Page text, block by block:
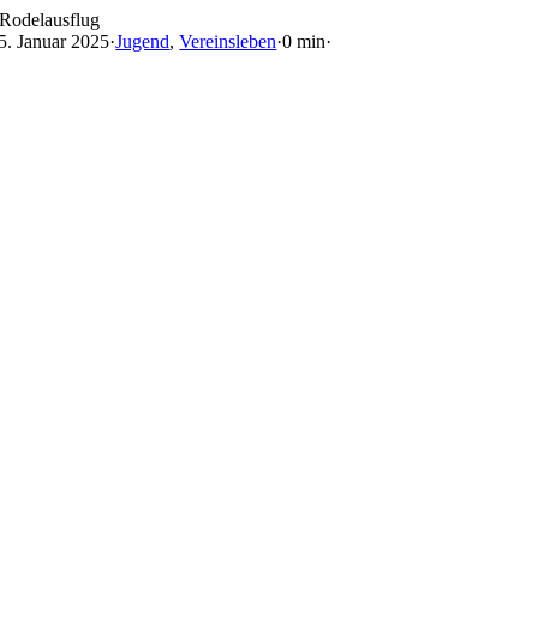
Skip
to
Rodelausflug
Januar 2025·Jugend,Vereinsleben·0 min·